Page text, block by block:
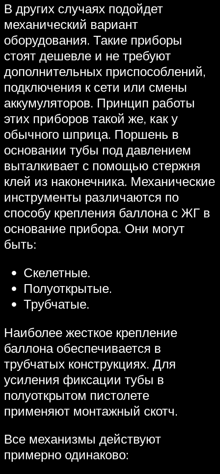
В других случаях подойдет
механический вариант
оборудования. Такие приборы
стоят дешевле и не требуют
дополнительных приспособлений,
подключения к сети или смены
аккумуляторов. Принцип работы
этих приборов такой же, как у
обычного шприца. Поршень в
основании тубы под давлением
выталкивает с помощью стержня
клей из наконечника. Механические
инструменты различаются по
способу крепления баллона с ЖГ в
основание прибора. Они могут
быть:
Скелетные.
Полуоткрытые.
Трубчатые.
Наиболее жесткое крепление
баллона обеспечивается в
трубчатых конструкциях. Для
усиления фиксации тубы в
полуоткрытом пистолете
применяют монтажный скотч.
Все механизмы действуют
примерно одинаково: